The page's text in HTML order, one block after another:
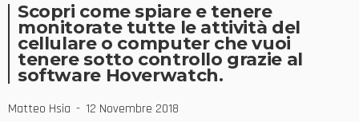
Scopri come spiare e tenere
monitorate tutte le attività del
cellulare o computer che vuoi
tenere sotto controllo grazie al
software Hoverwatch.
Matteo Hsia 12 Novembre 2018